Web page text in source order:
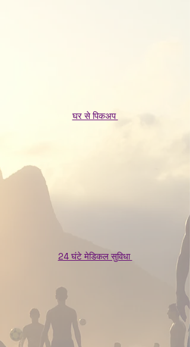
घर से पिकअप
24 घंटे मेडिकल सुविधा